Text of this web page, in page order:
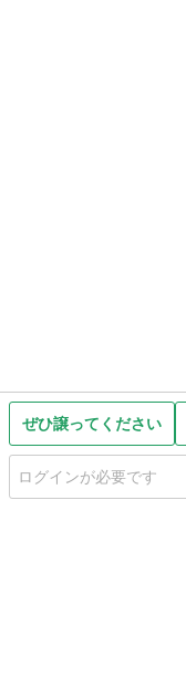
ぜひ譲ってください